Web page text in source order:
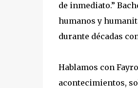
de inmediato.”
humanos y
durante décadas
Hablamos con
acontecimientos,